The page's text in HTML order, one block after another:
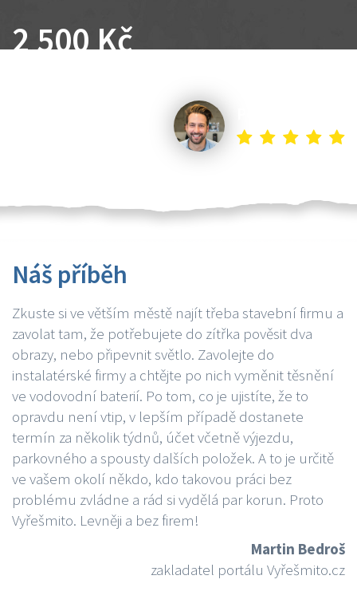
2 500 Kč
Náš příběh
Zkuste si ve větším městě najít třeba stavební firmu a
zavolat tam, že potřebujete do zítřka pověsit dva
obrazy, nebo připevnit světlo. Zavolejte do
instalatérské firmy a chtějte po nich vyměnit těsnění
ve vodovodní baterií. Po tom, co je ujistíte, že to
opravdu není vtip, v lepším případě dostanete
termín za několik týdnů, účet včetně výjezdu,
parkovného a spousty dalších položek. A to je určitě
ve vašem okolí někdo, kdo takovou práci bez
problému zvládne a rád si vydělá par korun. Proto
Vyřešmito. Levněji a bez firem!
Martin Bedroš
zakladatel portálu Vyřešmito.cz